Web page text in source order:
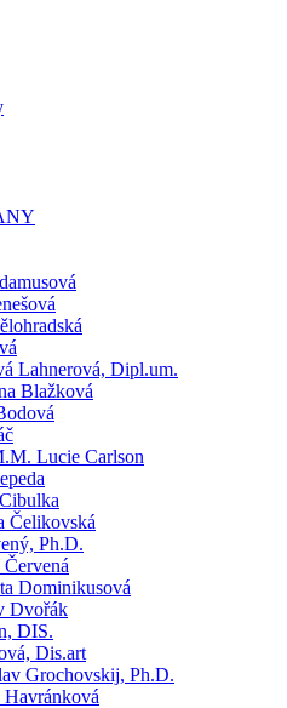
Lahnerová, Dipl.um.
Blažková
Lucie Carlson
Čelikovská
Ph.D.
Dominikusová
Dvořák
DIS.
Dis.art
Grochovskij, Ph.D.